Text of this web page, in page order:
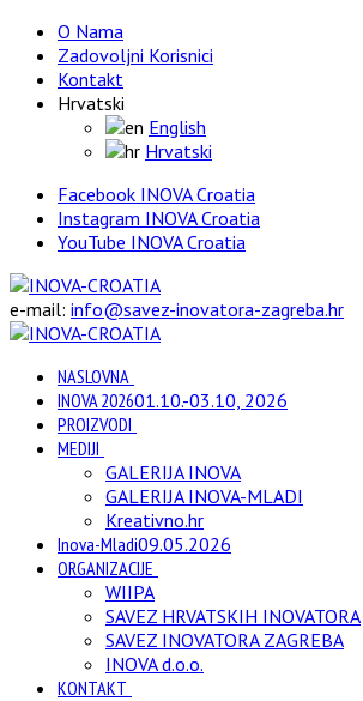
O Nama
Zadovoljni Korisnici
Kontakt
Hrvatski
English
Hrvatski
Facebook INOVA Croatia
Instagram INOVA Croatia
YouTube INOVA Croatia
e-mail: info@savez-inovatora-zagreba.hr
NASLOVNA
INOVA 202601.10.-03.10, 2026
PROIZVODI
MEDIJI
GALERIJA INOVA
GALERIJA INOVA-MLADI
Kreativno.hr
Inova-Mladi09.05.2026
ORGANIZACIJE
WIIPA
SAVEZ HRVATSKIH INOVATORA
SAVEZ INOVATORA ZAGREBA
INOVA d.o.o.
KONTAKT